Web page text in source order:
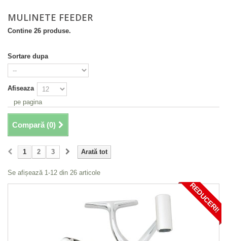
MULINETE FEEDER
Contine 26 produse.
Sortare dupa
Afiseaza
pe pagina
Compară (0)
Arată tot
1 2 3
Se afișează 1-12 din 26 articole
REDUCERI!